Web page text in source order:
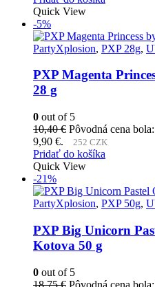
Quick View
-5%
PartyXplosion, PXP 28g,
PXP Magenta
28 g
0 out of 5
10,40€ Pôvodná cena
9,90 €.
252 CZK
Pridať do košíka
Quick View
-21%
PartyXplosion, PXP 50g,
PXP Big Unicorn
Kotova 50 g
0 out of 5
18,75€ Pôvodná cena